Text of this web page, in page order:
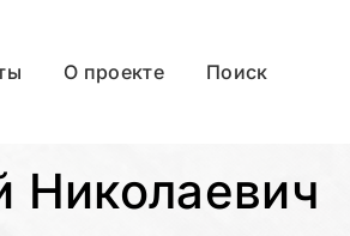
О проекте Поиск
Николаевич